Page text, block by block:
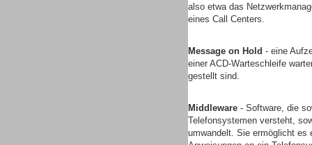
also etwa das
eines Call Centers.
Message on Hold - eine
einer ACD-Warteschleife
gestellt sind.
Middleware - Software, die
Telefonsystemen versteht,
umwandelt. Sie ermöglicht es